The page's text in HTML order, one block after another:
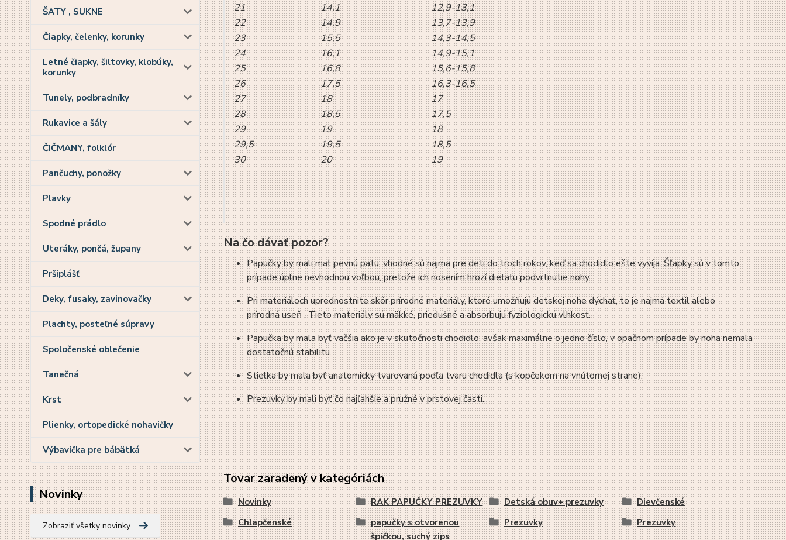
ŠATY , SUKNE
Čiapky, čelenky, korunky
Letné čiapky, šiltovky, klobúky,
korunky
Tunely, podbradníky
Rukavice a šály
ČIČMANY, folklór
Pančuchy, ponožky
Plavky
Spodné prádlo
Uteráky, pončá, župany
Pršiplášť
Deky, fusaky, zavinovačky
Plachty, posteľné súpravy
Spoločenské oblečenie
Tanečná
Krst
Plienky, ortopedické nohavičky
Výbavička pre bábätká
Novinky
Zobraziť všetky novinky
21
14,1
12,9-13,1
22
14,9
13,7-13,9
23
15,5
14,3-14,5
24
16,1
14,9-15,1
25
16,8
15,6-15,8
26
17,5
16,3-16,5
27
18
17
28
18,5
17,5
29
19
18
29,5
19,5
18,5
30
20 19
Na čo dávať pozor?
Papučky by mali mať pevnú pätu, vhodné sú najmä pre deti do troch rokov, keď sa chodidlo ešte vyvíja. Šľapky sú v tomto
prípade úplne nevhodnou voľbou, pretože ich nosením hrozí dieťaťu podvrtnutie nohy.
Pri materiáloch uprednostnite skôr prírodné materiály, ktoré umožňujú detskej nohe dýchať, to je najmä textil alebo
prírodná useň . Tieto materiály sú mäkké, priedušné a absorbujú fyziologickú vlhkosť.
Papučka by mala byť väčšia ako je v skutočnosti chodidlo, avšak maximálne o jedno číslo, v opačnom prípade by noha nemala
dostatočnú stabilitu.
Stielka by mala byť anatomicky tvarovaná podľa tvaru chodidla (s kopčekom na vnútornej strane).
Prezuvky by mali byť čo najľahšie a pružné v prstovej časti.
Tovar zaradený v kategóriách
Novinky RAK PAPUČKY PREZUVKY Detská obuv+ prezuvky
Dievčenské
Chlapčenské
papučky s otvorenou
špičkou, suchý zips
Prezuvky Prezuvky